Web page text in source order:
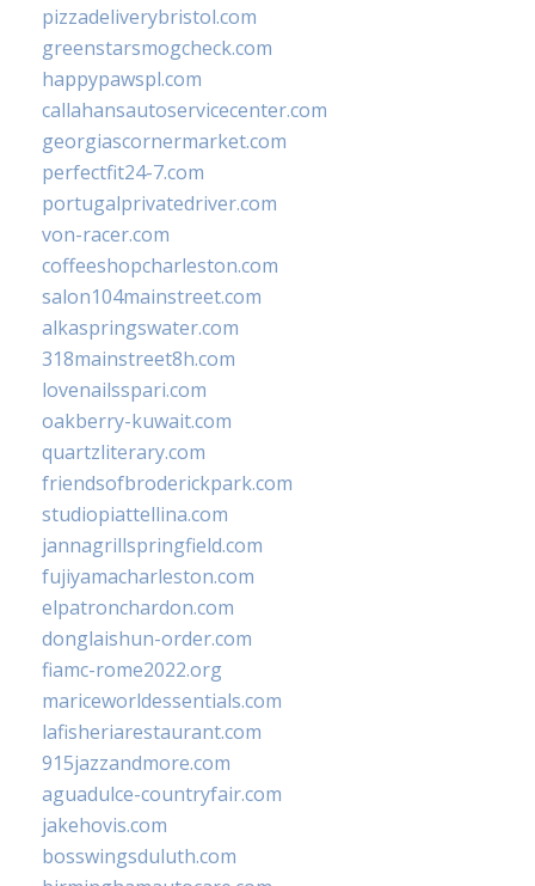
pizzadeliverybristol.com
greenstarsmogcheck.com
happypawspl.com
callahansautoservicecenter.com
georgiascornermarket.com
perfectfit24-7.com
portugalprivatedriver.com
von-racer.com
coffeeshopcharleston.com
salon104mainstreet.com
alkaspringswater.com
318mainstreet8h.com
lovenailsspari.com
oakberry-kuwait.com
quartzliterary.com
friendsofbroderickpark.com
studiopiattellina.com
jannagrillspringfield.com
fujiyamacharleston.com
elpatronchardon.com
donglaishun-order.com
fiamc-rome2022.org
mariceworldessentials.com
lafisheriarestaurant.com
915jazzandmore.com
aguadulce-countryfair.com
jakehovis.com
bosswingsduluth.com